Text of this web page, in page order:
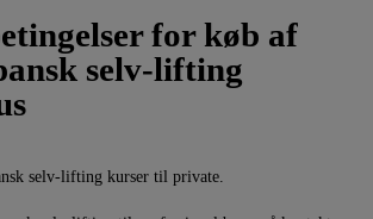
for køb af
selv-lifting
selv-lifting kurser til private.